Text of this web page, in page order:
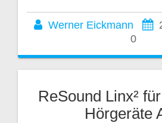
Werner Eickmann
0
ReSound Linx²
Hörgeräte